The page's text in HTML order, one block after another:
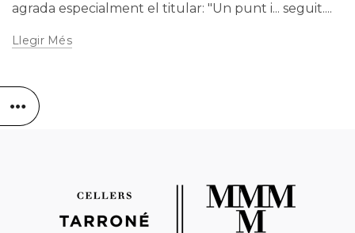
agrada especialment el titular: "Un punt i... seguit....
Llegir Més